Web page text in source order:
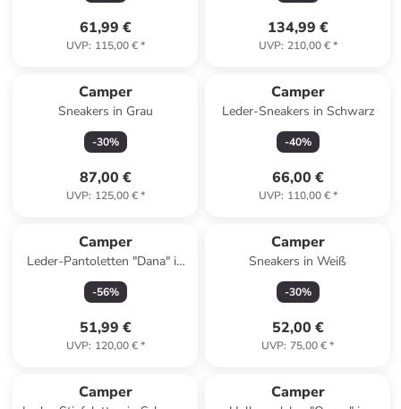
61,99 €
UVP: 115,00 €*
134,99 €
UVP: 210,00 €*
Camper
Sneakers in Grau
-30%
87,00 €
UVP: 125,00 €*
Camper
Leder-Sneakers in Schwarz
-40%
66,00 €
UVP: 110,00 €*
Camper
Leder-Pantoletten "Dana" in
Türkis
-56%
51,99 €
UVP: 120,00 €*
Camper
Sneakers in Weiß
-30%
52,00 €
UVP: 75,00 €*
Camper Camper